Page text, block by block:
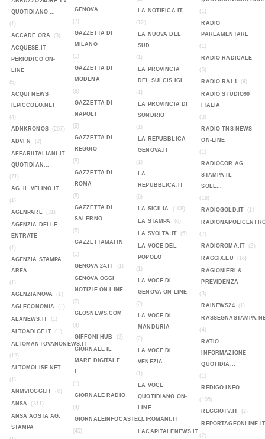
QUOTIDIANO ...
(1)
ACCADE ORA
(3)
ACQUESE.IT
PERIODICO ON-
LINE
(5)
ACQUI NEWS
ILPICCOLO.NET
(4)
ADNKRONOS
(207)
ADVFN (2)
AFFARIITALIANI.IT
QUOTIDIAN...
(71)
AG. IL VELINO.IT
(1)
AGENPARL
(31)
AGENZIA DELLE
ENTRATE
(1)
AGENZIA STAMPA
AREA
(1)
AGENZIANOVA
(1)
AGI ECONOMIA (1)
ALANEWS.IT (1)
ALTOADIGE.IT (1)
ALTOMANTOVANONEWS.IT
(12)
ALTOMOLISE.NET
(1)
ANMVIOGGI.IT
(0)
ANSA (311)
ANSA AOSTA AG.
STAMPA
GENOVA
(7)
GAZZETTA DI
MILANO
(1)
GAZZETTA DI
MODENA
(8)
GAZZETTA DI
NAPOLI
(2)
GAZZETTA DI
REGGIO
(8)
GAZZETTA DI
ROMA
(6)
GAZZETTA DI
SALERNO
(8)
GAZZETTAMATIN
(1)
GENOVA 24.IT
(1)
GENOVA OGGI
NOTIZIE ON-LINE
(2)
GEOSNEWS.COM
(4)
GIFFONI HUB
(2)
GIORNALE IL
MARE DIGITALE
L...
(1)
GIORNALE RADIO
(4)
GIORNALEINFOCASTELLIROMANI.IT
(45)
LA NOTIFICA.IT
(12)
LA NUOVA DEL
SUD
(1)
LA PROVINCIA
DEL SULCIS IGL...
(1)
LA PROVINCIA DI
SONDRIO
(1)
LA REPUBBLICA
GENOVA.IT
(1)
LA
REPUBBLICA.IT
(6)
LA SICILIA
(108)
LA STAMPA (6)
LA SVOLTA.IT (5)
LA VOCE DEL
POPOLO
(1)
LA VOCE DI
GENOVA ON-LINE
(2)
LA VOCE DI
MANDURIA
(2)
LA VOCE DI
VENEZIA
(1)
LA VOCE
QUOTIDIANO ON-
LINE
(2)
LACAPITALENEWS.IT
(1)
RADIO
PARLAMENTARE
(1)
RADIO RADICALE
(5)
RADIO RAI 1
(4)
RADIO STUDIO90
ITALIA
(3)
RADIO TNS NEWS
ON-LINE
(1)
RADIOCOR AG.
STAMPA IL
SOLE...
(18)
RADIOGOLD.IT
(1)
(7)
RADIOROMA.IT
(2)
RAGGIX.EU (16)
RAGIONIERI &
PREVIDENZA
(3)
RAINEWS24
(1)
(4)
RATIO
INFORMAZIONE
QUOTIDIA...
(1)
REDIGO.INFO
(105)
REGGIOTV.IT
(2)
REPORTAGEONLINE.IT
(2)